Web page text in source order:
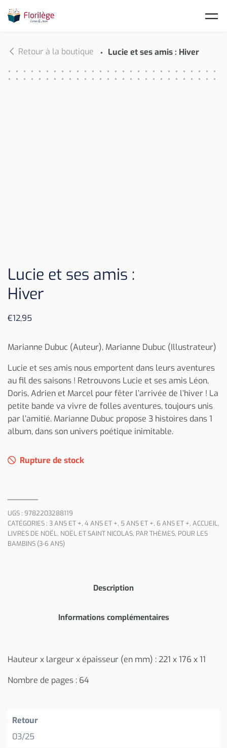
Retour à la boutique Lucie et ses amis : Hiver
Lucie et ses amis :
Hiver
€12,95
Marianne Dubuc (Auteur), Marianne Dubuc (Illustrateur)
Lucie et ses amis nous emportent dans leurs aventures
au fil des saisons ! Retrouvons Lucie et ses amis Léon,
Doris, Adrien et Marcel pour fêter l’arrivée de l’hiver ! La
petite bande va vivre de folles aventures, toujours unis
par l’amitié. Marianne Dubuc propose 3 histoires dans 1
album, dans son univers poétique inimitable.
Rupture de stock
UGS : 9782203288119
CATÉGORIES : 3 ANS ET +, 4 ANS ET +, 5 ANS ET +, 6 ANS ET +, ACCUEIL,
LIVRES DE NOËL, NOËL ET SAINT NICOLAS, PAR THÈMES, POUR LES
BAMBINS (3-6 ANS)
Description
Informations complémentaires
Hauteur x largeur x épaisseur (en mm) : 221 x 176 x 11
Nombre de pages : 64
Retour
03/25